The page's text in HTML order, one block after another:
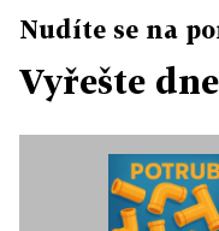
Nudíte se na
Vyřešte